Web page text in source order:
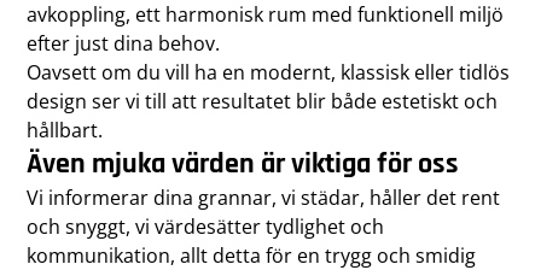
avkoppling, ett harmonisk rum med funktionell miljö
efter just dina behov.
Oavsett om du vill ha en modernt, klassisk eller tidlös
design ser vi till att resultatet blir både estetiskt och
hållbart.
Även mjuka värden är viktiga för oss
Vi informerar dina grannar, vi städar, håller det rent
och snyggt, vi värdesätter tydlighet och
kommunikation, allt detta för en trygg och smidig